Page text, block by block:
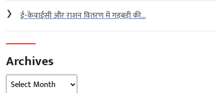
❯ ई-केवाईसी और राशन वितरण में गड़बड़ी की...
Archives
Archives